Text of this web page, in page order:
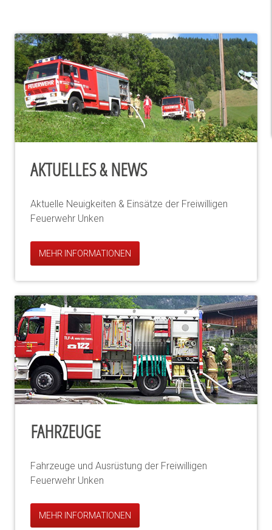
AKTUELLES & NEWS
Aktuelle Neuigkeiten & Einsätze der Freiwilligen
Feuerwehr Unken
MEHR INFORMATIONEN
FAHRZEUGE
Fahrzeuge und Ausrüstung der Freiwilligen
Feuerwehr Unken
MEHR INFORMATIONEN